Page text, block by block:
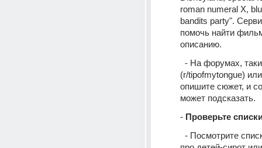
roman numeral X,
bandits party".
помочь найти
описанию.
(r/tipofmytongue)
опишите сюжет, и
может подсказать.
- Проверьте